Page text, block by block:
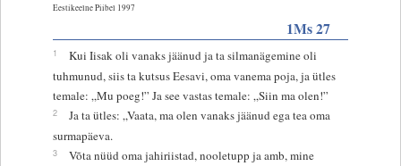
Eestikeelne Piibel 1997
1Ms 27
1
Kui Iisak oli vanaks jäänud ja ta silmanägemine oli
tuhmunud, siis ta kutsus Eesavi, oma vanema poja, ja ütles
temale: „Mu poeg!” Ja see vastas temale: „Siin ma olen!”
2
Ja ta ütles: „Vaata, ma olen vanaks jäänud ega tea oma
surmapäeva.
3
Võta nüüd oma jahiriistad, nooletupp ja amb, mine